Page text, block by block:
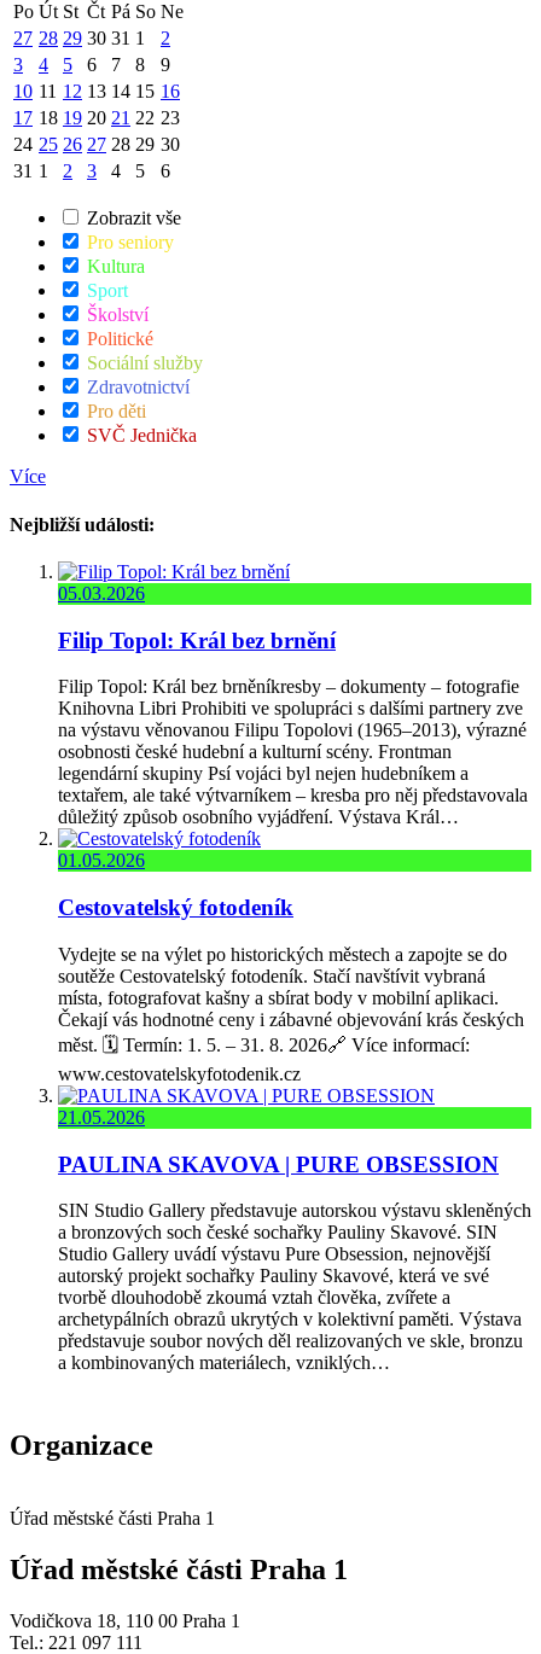
Po Út St Čt Pá So Ne
27 28 29 30 31 1
2
3
4 5 6 7 8
9
10 11 12 13 14 15 16
17 18 19 20 21 22 23
24 25 26 27 28 29 30
31 1 2 3 4 5 6
Zobrazit vše
Pro seniory
Kultura
Sport
Školství
Politické
Sociální služby
Zdravotnictví
Pro děti
SVČ Jednička
Více
Nejbližší události:
05.03.2026
Filip Topol: Král bez brnění
Filip Topol: Král bez brněníkresby – dokumenty – fotografie
Knihovna Libri Prohibiti ve spolupráci s dalšími partnery zve
na výstavu věnovanou Filipu Topolovi (1965–2013), výrazné
osobnosti české hudební a kulturní scény. Frontman
legendární skupiny Psí vojáci byl nejen hudebníkem a
textařem, ale také výtvarníkem – kresba pro něj představovala
důležitý způsob osobního vyjádření. Výstava Král…
01.05.2026
Cestovatelský fotodeník
Vydejte se na výlet po historických městech a zapojte se do
soutěže Cestovatelský fotodeník. Stačí navštívit vybraná
místa, fotografovat kašny a sbírat body v mobilní aplikaci.
Čekají vás hodnotné ceny i zábavné objevování krás českých
měst. 🗓️ Termín: 1. 5. – 31. 8. 2026🔗 Více informací:
www.cestovatelskyfotodenik.cz
21.05.2026
PAULINA SKAVOVA | PURE OBSESSION
SIN Studio Gallery představuje autorskou výstavu skleněných
a bronzových soch české sochařky Pauliny Skavové. SIN
Studio Gallery uvádí výstavu Pure Obsession, nejnovější
autorský projekt sochařky Pauliny Skavové, která ve své
tvorbě dlouhodobě zkoumá vztah člověka, zvířete a
archetypálních obrazů ukrytých v kolektivní paměti. Výstava
představuje soubor nových děl realizovaných ve skle, bronzu
a kombinovaných materiálech, vzniklých…
Organizace
Úřad městské části Praha 1
Úřad městské části Praha 1
Vodičkova 18, 110 00 Praha 1
Tel.: 221 097 111